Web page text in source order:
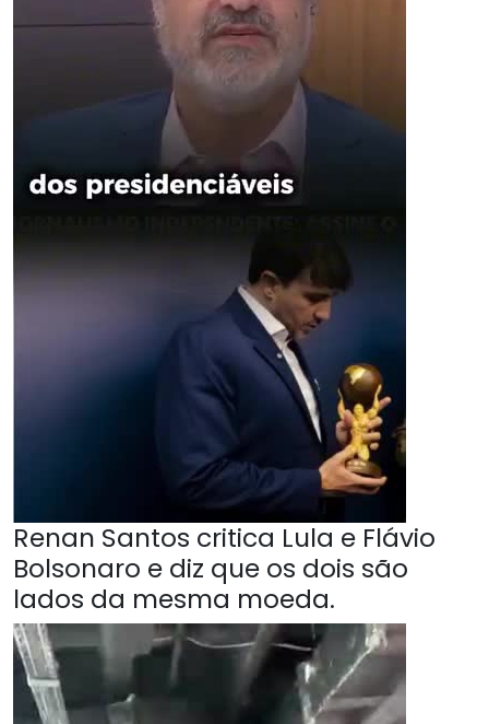
Renan Santos critica Lula e Flávio
Bolsonaro e diz que os dois são
lados da mesma moeda.